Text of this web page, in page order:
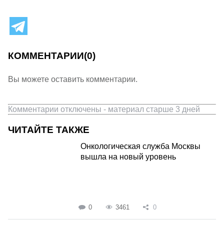
КОММЕНТАРИИ(0)
Вы можете оставить комментарии.
Комментарии отключены - материал старше 3 дней
ЧИТАЙТЕ ТАКЖЕ
Онкологическая служба Москвы
вышла на новый уровень
0 3461 0